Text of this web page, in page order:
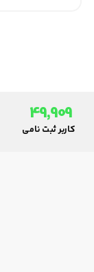
کاهش می‌دهد.
49,909
کاربر ثبت نامی